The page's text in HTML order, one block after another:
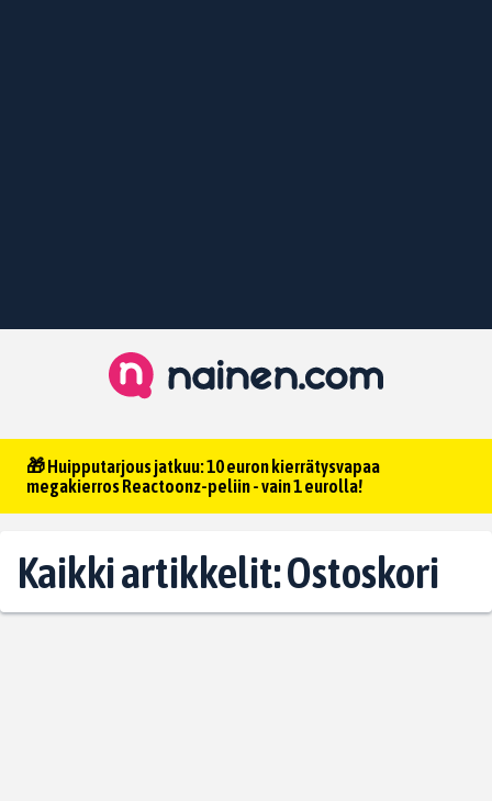
🎁 Huipputarjous jatkuu: 10 euron kierrätysvapaa
megakierros Reactoonz-peliin - vain 1 eurolla!
Kaikki artikkelit: Ostoskori